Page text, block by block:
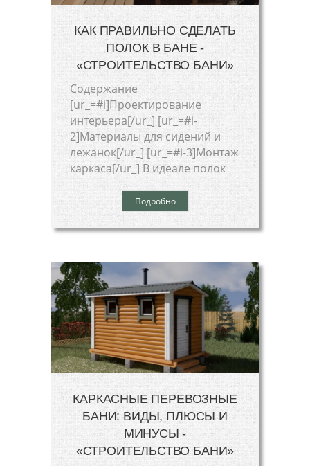
КАК ПРАВИЛЬНО СДЕЛАТЬ
ПОЛОК В БАНЕ -
«СТРОИТЕЛЬСТВО БАНИ»
Cодержание
[ur_=#i]Проектирование
интерьера[/ur_] [ur_=#i-
2]Материалы для сидений и
лежанок[/ur_] [ur_=#i-3]Монтаж
каркаса[/ur_] В идеале полок
Подробно
КАРКАСНЫЕ ПЕРЕВОЗНЫЕ
БАНИ: ВИДЫ, ПЛЮСЫ И
МИНУСЫ -
«СТРОИТЕЛЬСТВО БАНИ»